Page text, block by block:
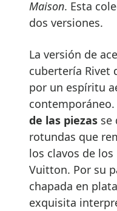
Maison. Esta
dos versiones.
La versión de
cubertería Rivet
por un espíritu
contemporáneo.
de las piezas se
rotundas que
los clavos de
Vuitton. Por su
chapada en
exquisita